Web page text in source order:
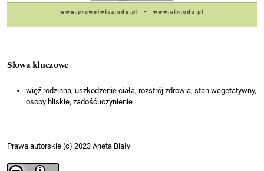
Słowa kluczowe
więź rodzinna, uszkodzenie ciała, rozstrój zdrowia, stan wegetatywny,
osoby bliskie, zadośćuczynienie
Prawa autorskie (c) 2023 Aneta Biały